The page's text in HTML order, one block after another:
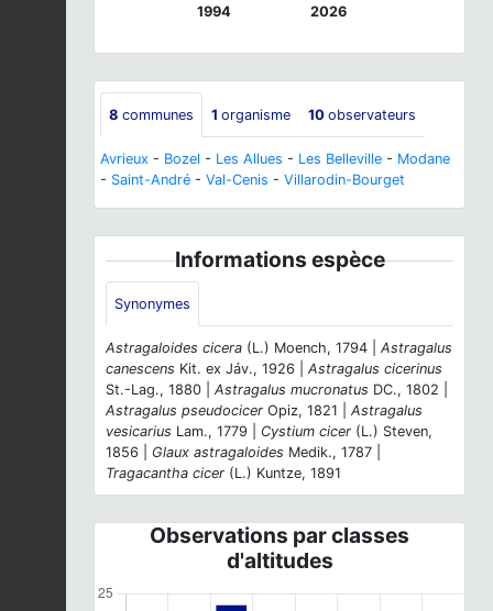
1994 2026
8 communes 1 organisme 10 observateurs
Avrieux - Bozel - Les Allues - Les Belleville - Modane
- Saint-André - Val-Cenis - Villarodin-Bourget
Informations espèce
Synonymes
Astragaloides cicera (L.) Moench, 1794 | Astragalus
canescens Kit. ex Jáv., 1926 | Astragalus cicerinus
St.-Lag., 1880 | Astragalus mucronatus DC., 1802 |
Astragalus pseudocicer Opiz, 1821 | Astragalus
vesicarius Lam., 1779 | Cystium cicer (L.) Steven,
1856 | Glaux astragaloides Medik., 1787 |
Tragacantha cicer (L.) Kuntze, 1891
Observations par classes
d'altitudes